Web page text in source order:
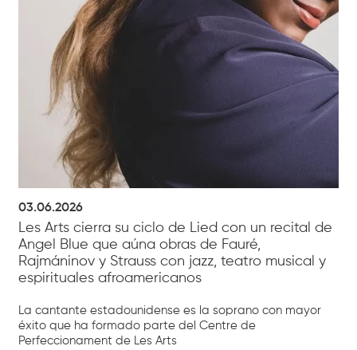
03.06.2026
Les Arts cierra su ciclo de Lied con un recital de
Angel Blue que aúna obras de Fauré,
Rajmáninov y Strauss con jazz, teatro musical y
espirituales afroamericanos
La cantante estadounidense es la soprano con mayor
éxito que ha formado parte del Centre de
Perfeccionament de Les Arts